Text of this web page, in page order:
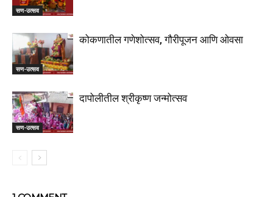
सण-उत्सव
सण-उत्सव
कोकणातील गणेशोत्सव, गौरीपूजन आणि ओवसा
सण-उत्सव
दापोलीतील श्रीकृष्ण जन्मोत्सव